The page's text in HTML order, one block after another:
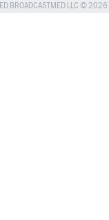
BROADCASTMED LLC © 2026